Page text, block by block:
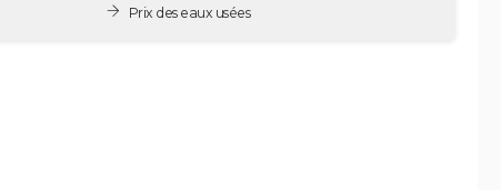
Prix des eaux usées